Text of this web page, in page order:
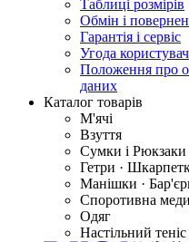
Таблиці розмірів
Обмін і
Гарантія і сервіс
Угода
Положення про
даних
Каталог товарів
М'ячі
Взуття
Сумки і Рюкзаки
Гетри ·
Манішки ·
Споротивна
Одяг
Настільний теніс